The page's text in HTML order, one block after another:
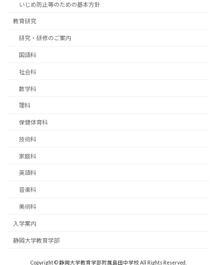
いじめ防止等のための基本方針
教育研究
研究・研修のご案内
国語科
社会科
数学科
理科
保健体育科
技術科
家庭科
英語科
音楽科
美術科
入学案内
静岡大学教育学部
Copyright © 静岡大学教育学部附属島田中学校 All Rights Reserved.